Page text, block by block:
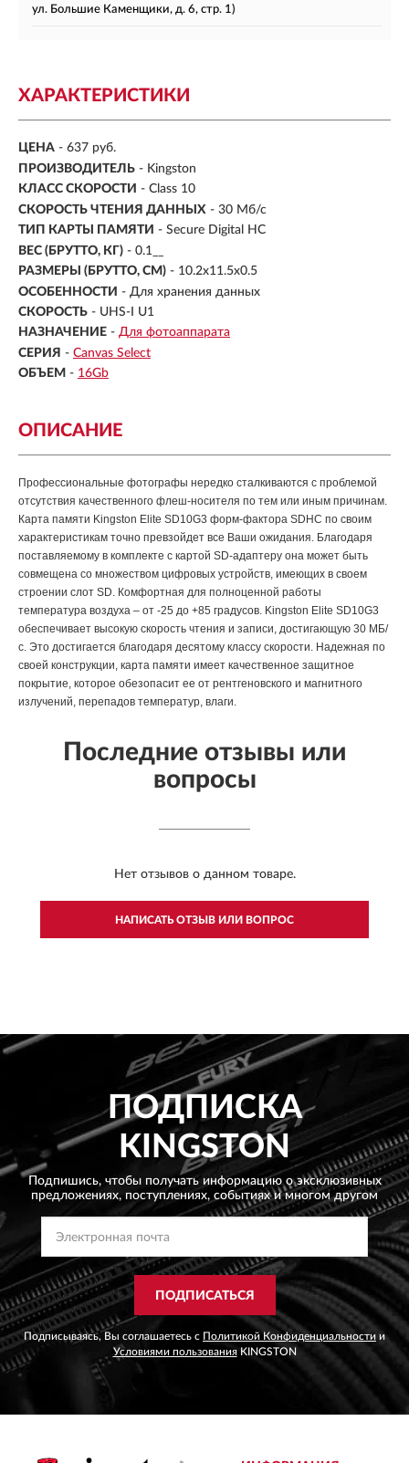
ул. Большие Каменщики, д. 6, стр. 1)
ХАРАКТЕРИСТИКИ
ЦЕНА - 637 руб.
ПРОИЗВОДИТЕЛЬ - Kingston
КЛАСС СКОРОСТИ - Class 10
СКОРОСТЬ ЧТЕНИЯ ДАННЫХ - 30 Мб/с
ТИП КАРТЫ ПАМЯТИ - Secure Digital HC
ВЕС (БРУТТО, КГ) - 0.1__
РАЗМЕРЫ (БРУТТО, СМ) - 10.2x11.5x0.5
ОСОБЕННОСТИ - Для хранения данных
СКОРОСТЬ - UHS-I U1
НАЗНАЧЕНИЕ - Для фотоаппарата
СЕРИЯ - Canvas Select
ОБЪЕМ - 16Gb
ОПИСАНИЕ
Профессиональные фотографы нередко сталкиваются с проблемой
отсутствия качественного флеш-носителя по тем или иным причинам.
Карта памяти Kingston Elite SD10G3 форм-фактора SDHC по своим
характеристикам точно превзойдет все Ваши ожидания. Благодаря
поставляемому в комплекте с картой SD-адаптеру она может быть
совмещена со множеством цифровых устройств, имеющих в своем
строении слот SD. Комфортная для полноценной работы
температура воздуха – от -25 до +85 градусов. Kingston Elite SD10G3
обеспечивает высокую скорость чтения и записи, достигающую 30 МБ/
с. Это достигается благодаря десятому классу скорости. Надежная по
своей конструкции, карта памяти имеет качественное защитное
покрытие, которое обезопасит ее от рентгеновского и магнитного
излучений, перепадов температур, влаги.
Последние отзывы или
вопросы
Нет отзывов о данном товаре.
НАПИСАТЬ ОТЗЫВ ИЛИ ВОПРОС
ПОДПИСКА
KINGSTON
Подпишись, чтобы получать информацию о эксклюзивных
предложениях, поступлениях, событиях и многом другом
ПОДПИСАТЬСЯ
Подписываясь, Вы соглашаетесь с Политикой Конфиденциальности и
Условиями пользованияKINGSTON